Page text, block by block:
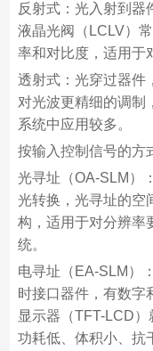
反射式：光入射到器
液晶光阀（LCLV）
率和对比度，适用于
透射式：光穿过器件
对光波更精细的调制
系统中应用较多。
按输入控制信号的方
光寻址（OA-SLM）
光转换，光寻址的空
构，适用于对分辨率
统。
电寻址（EA-SLM）
时接口器件，有数字
显示器（TFT-LCD
功耗低、体积小、抗